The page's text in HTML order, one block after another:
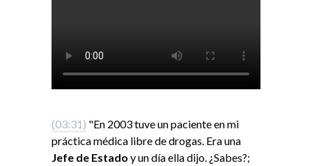
(03:31) "En 2003 tuve un paciente en mi
práctica médica libre de drogas. Era una
Jefe de Estado y un día ella dijo. ¿Sabes?;